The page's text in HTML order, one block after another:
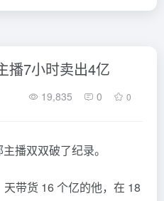
播7小时卖出4亿
19,835 0 0
播双双破了纪录。
带货 16 个亿的他，在 18